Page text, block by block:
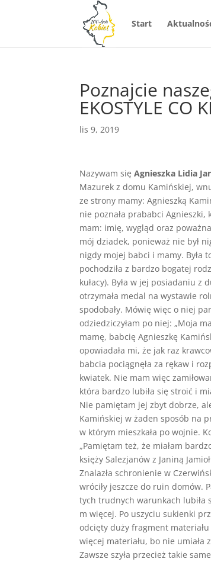
Start
Poznajcie
EKOSTYLE CO
lis 9, 2019
Nazywam sięAgnieszka Lidia
Mazurek z domu Kamińskiej,
ze strony mamy: Agnieszką
nie poznała prababci Agnieszki,
mam: imię, wygląd oraz
mój dziadek, ponieważ nie był
nigdy mojej babci i mamy. Była
pochodziła z bardzo bogatej
kułacy). Była w jej posiadaniu
otrzymała medal na wystawie
spodobały. Mówię więc o niej
odziedziczyłam po niej: „Moja
mamę, babcię Agnieszkę
opowiadała mi, że jak raz
babcia pociągnęła za rękaw i
kwiatek. Nie mam więc
która bardzo lubiła się stroić i
Nie pamiętam jej zbyt dobrze,
Kamińskiej w żaden sposób na
w którym mieszkała po wojnie.
„Pamiętam też, że miałam
księży Salezjanów z Janiną
Znalazła schronienie w
wróciły jeszcze do ruin domów.
tych trudnych warunkach lubiła
m więcej. Po uszyciu sukienki
odcięty duży fragment materiału
więcej materiału, bo nie umiała
Zawsze szyła przecież takie